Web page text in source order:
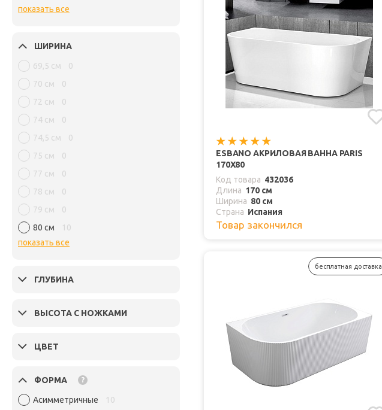
показать все
ШИРИНА
69,5 см
0
70 см
0
72 см
0
74 см
0
74,5 см
0
75 см
0
77 см
0
78 см
0
79 см
0
80 см
10
показать все
ГЛУБИНА
ВЫСОТА С НОЖКАМИ
ЦВЕТ
ФОРМА ?
Асимметричные
10
ESBANO АКРИЛОВАЯ ВАННА PARIS
170X80
Код товара 432036
Длина 170 см
Ширина 80 см
Страна Испания
Товар закончился
бесплатная доставка